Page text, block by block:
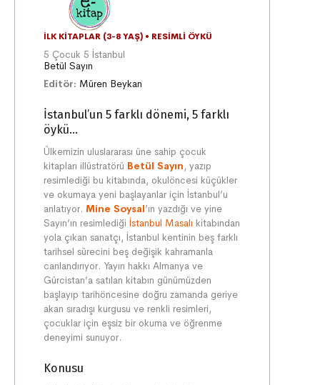
İLK KITAPLAR (3-8 YAŞ) • RESIMLI ÖYKÜ
5 Çocuk 5 İstanbul
Betül Sayın
Editör: Müren Beykan
İstanbul’un 5 farklı dönemi, 5 farklı
öykü...
Ülkemizin uluslararası üne sahip çocuk
kitapları illüstratörü Betül Sayın, yazıp
resimlediği bu kitabında, okulöncesi küçükler
ve okumaya yeni başlayanlar için İstanbul’u
anlatıyor. Mine Soysal’ın yazdığı ve yine
Sayın’ın resimlediği İstanbul Masalı kitabından
yola çıkan sanatçı, İstanbul kentinin beş farklı
tarihsel sürecini beş değişik kahramanla
canlandırıyor. Yayın hakkı Almanya ve
Gürcistan’a satılan kitabın günümüzden
başlayıp tarihöncesine doğru zamanda geriye
akan sıradışı kurgusu ve renkli resimleri,
çocuklar için eşsiz bir okuma ve öğrenme
deneyimi sunuyor.
Konusu